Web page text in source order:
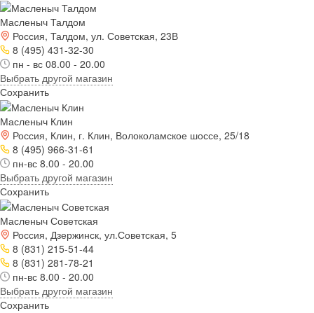
Масленыч Талдом
Россия, Талдом, ул. Советская, 23В
8 (495) 431-32-30
пн - вс 08.00 - 20.00
Выбрать другой магазин
Сохранить
Масленыч Клин
Россия, Клин, г. Клин, Волоколамское шоссе, 25/18
8 (495) 966-31-61
пн-вс 8.00 - 20.00
Выбрать другой магазин
Сохранить
Масленыч Советская
Россия, Дзержинск, ул.Советская, 5
8 (831) 215-51-44
8 (831) 281-78-21
пн-вс 8.00 - 20.00
Выбрать другой магазин
Сохранить